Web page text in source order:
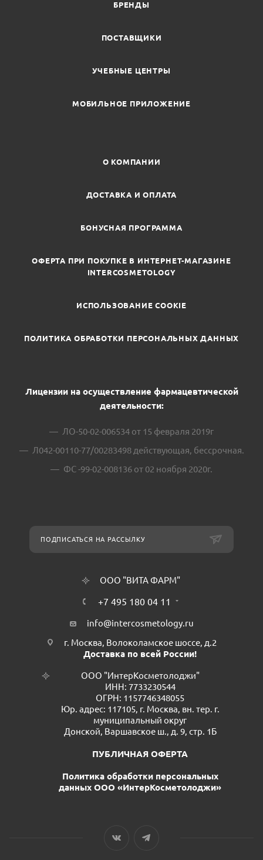
БРЕНДЫ
ПОСТАВЩИКИ
УЧЕБНЫЕ ЦЕНТРЫ
МОБИЛЬНОЕ ПРИЛОЖЕНИЕ
О КОМПАНИИ
ДОСТАВКА И ОПЛАТА
БОНУСНАЯ ПРОГРАММА
ОФЕРТА ПРИ ПОКУПКЕ В ИНТЕРНЕТ-МАГАЗИНЕ
INTERCOSMETOLOGY
ИСПОЛЬЗОВАНИЕ COOKIE
ПОЛИТИКА ОБРАБОТКИ ПЕРСОНАЛЬНЫХ ДАННЫХ
Лицензии на осуществление фармацевтической
деятельности:
ЛО-50-02-006534 от 15 февраля 2019г
Л042-00110-77/00283498 действующая, бессрочная.
ФС -99-02-008136 от 02 ноября 2020г.
ПОДПИСАТЬСЯ НА РАССЫЛКУ
ООО "ВИТА ФАРМ"
+7 495 180 04 11
info@intercosmetology.ru
г. Москва, Волоколамское шоссе, д.2
Доставка по всей России!
ООО "ИнтерКосметолоджи"
ИНН: 7733230544
ОГРН: 1157746348055
Юр. адрес: 117105, г. Москва, вн. тер. г.
муниципальный округ
Донской, Варшавское ш., д. 9, стр. 1Б
ПУБЛИЧНАЯ ОФЕРТА
Политика обработки персональных
данных ООО «ИнтерКосметолоджи»